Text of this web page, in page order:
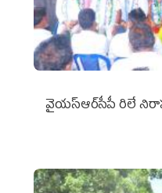
వైయ‌స్ఆర్‌సీపీ రిలే